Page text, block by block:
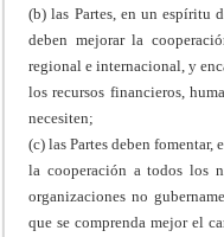
(b) las Partes, en un espíritu
deben mejorar la
regional e internacional, y
los recursos financieros,
necesiten;
(c) las Partes deben fomentar,
la cooperación a todos los
organizaciones no
que se comprenda mejor el